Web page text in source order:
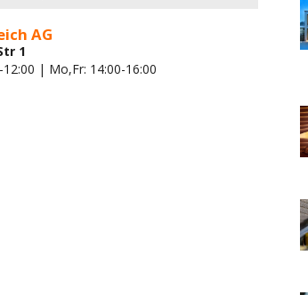
AG
1
| Mo,Fr: 14:00-16:00